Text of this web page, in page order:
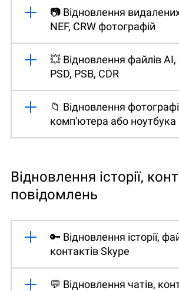
📷 Відновлення
NEF, CRW фотографій
💥 Відновлення файлів AI,
PSD, PSB, CDR
📁 Відновлення
комп'ютера або ноутбука
Відновлення історії,
повідомлень
🔑 Відновлення історії,
контактів Skype
💬 Відновлення чатів,